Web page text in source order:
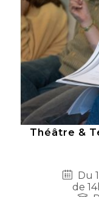
Théâtre &
Du
de